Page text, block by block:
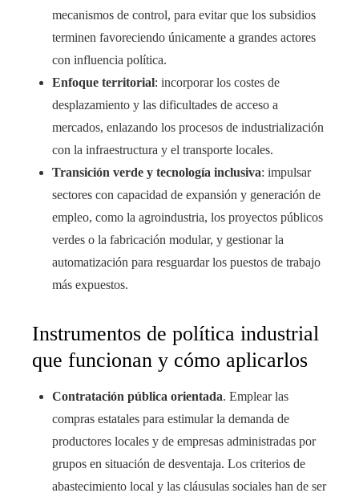
mecanismos de control, para evitar que los subsidios
terminen favoreciendo únicamente a grandes actores
con influencia política.
Enfoque territorial: incorporar los costes de
desplazamiento y las dificultades de acceso a
mercados, enlazando los procesos de industrialización
con la infraestructura y el transporte locales.
Transición verde y tecnologí­a inclusiva: impulsar
sectores con capacidad de expansión y generación de
empleo, como la agroindustria, los proyectos públicos
verdes o la fabricación modular, y gestionar la
automatización para resguardar los puestos de trabajo
más expuestos.
Instrumentos de política industrial
que funcionan y cómo aplicarlos
Contratación pública orientada. Emplear las
compras estatales para estimular la demanda de
productores locales y de empresas administradas por
grupos en situación de desventaja. Los criterios de
abastecimiento local y las cláusulas sociales han de ser